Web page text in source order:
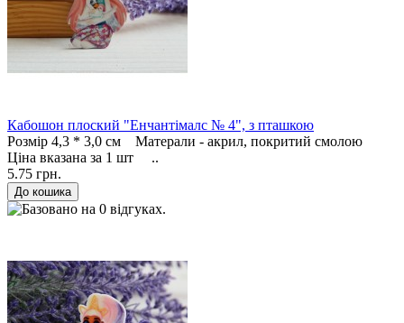
Кабошон плоский "Енчантімалс № 4", з пташкою
Розмір 4,3 * 3,0 см Матерали - акрил, покритий смолою
Ціна вказана за 1 шт ..
5.75 грн.